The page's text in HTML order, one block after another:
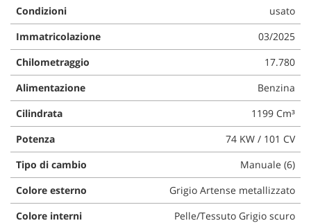
Condizioni
usato
Immatricolazione
03/2025
Chilometraggio
17.780
Alimentazione
Benzina
Cilindrata
1199 Cm³
Potenza
74 KW / 101 CV
Tipo di cambio
Manuale (6)
Colore esterno
Grigio Artense metallizzato
Colore interni
Pelle/Tessuto Grigio scuro
questi
strumenti
di
tracciamento
si
rimanda
alla
cookie
policy.
rivedere
e
modificare
le
tue
scelte